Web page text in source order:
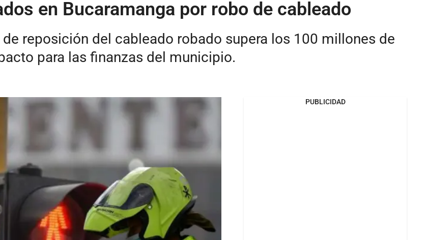
en Bucaramanga por robo de cableado
reposición del cableado robado supera los 100 millones de
para las finanzas del municipio.
PUBLICIDAD